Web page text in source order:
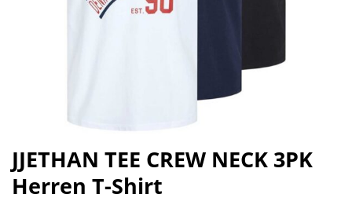
JJETHAN TEE CREW NECK 3PK
Herren T-Shirt